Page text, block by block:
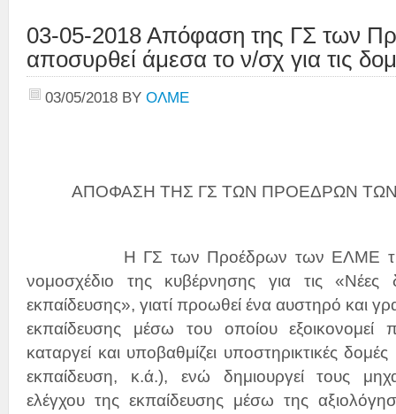
03-05-2018 Απόφαση της ΓΣ των
αποσυρθεί άμεσα το ν/σχ για τις
03/05/2018 BY ΟΛΜΕ
ΑΠΟΦΑΣΗ ΤΗΣ ΓΣ ΤΩΝ ΠΡΟΕΔΡΩΝ ΤΩΝ
Η ΓΣ των Προέδρων των ΕΛΜΕ της
νομοσχέδιο της κυβέρνησης για τις «Νέες
εκπαίδευσης», γιατί προωθεί ένα αυστηρό και
εκπαίδευσης μέσω του οποίου εξοικονομεί
καταργεί και υποβαθμίζει υποστηρικτικές
εκπαίδευση, κ.ά.), ενώ δημιουργεί τους
ελέγχου της εκπαίδευσης μέσω της